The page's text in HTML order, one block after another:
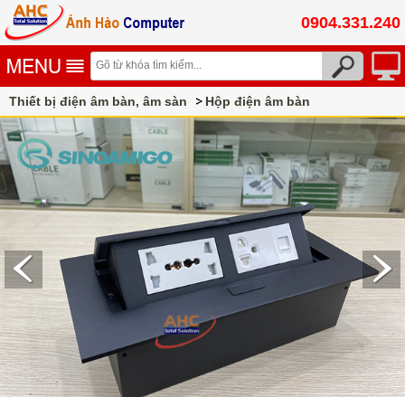
0904.331.240
Thiết bị điện âm bàn, âm sàn Hộp điện âm bàn